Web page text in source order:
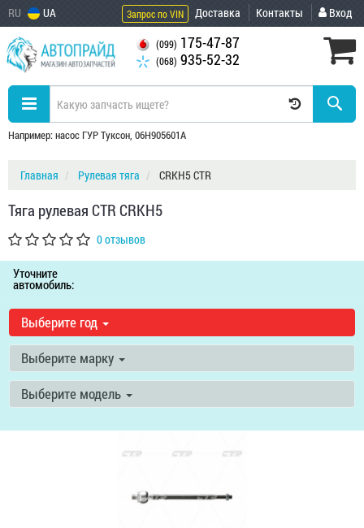
RU UA Запрос по VIN Доставка Контакты Вход
(099) 175-47-87
(068) 935-52-32
Например: насос ГУР Туксон, 06H905601A
Главная Рулевая тяга CRKH5 CTR
Тяга рулевая CTR CRKH5
0 отзывов
Уточните
автомобиль:
Выберите год
Выберите марку
Выберите модель